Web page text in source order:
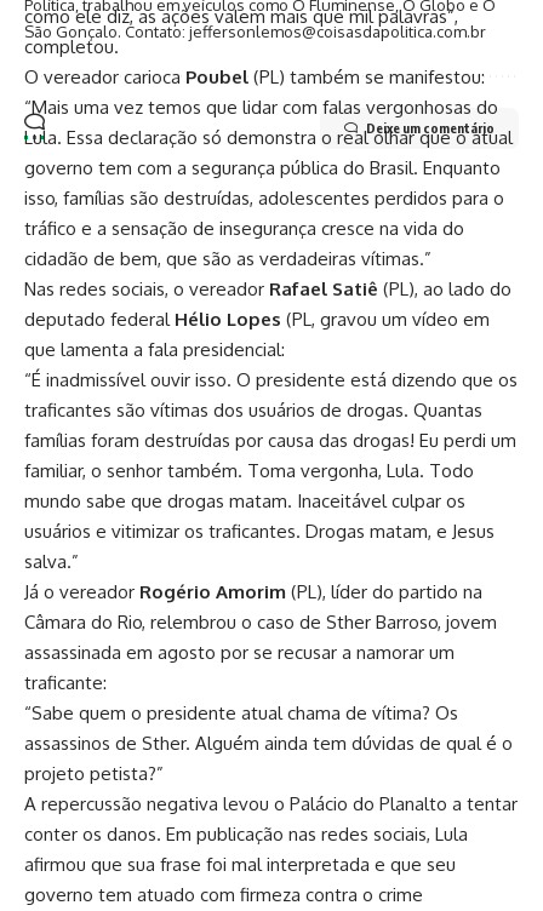
Política, trabalhou em veículos como O Fluminense, O Globo e O
São Gonçalo. Contato: jeffersonlemos@coisasdapolitica.com.br
Deixe um comentário
como ele diz, as ações valem mais que mil palavras”,
completou.
O vereador carioca Poubel (PL) também se manifestou:
“Mais uma vez temos que lidar com falas vergonhosas do
Lula. Essa declaração só demonstra o real olhar que o atual
governo tem com a segurança pública do Brasil. Enquanto
isso, famílias são destruídas, adolescentes perdidos para o
tráfico e a sensação de insegurança cresce na vida do
cidadão de bem, que são as verdadeiras vítimas.”
Nas redes sociais, o vereador Rafael Satiê (PL), ao lado do
deputado federal Hélio Lopes (PL, gravou um vídeo em
que lamenta a fala presidencial:
“É inadmissível ouvir isso. O presidente está dizendo que os
traficantes são vítimas dos usuários de drogas. Quantas
famílias foram destruídas por causa das drogas! Eu perdi um
familiar, o senhor também. Toma vergonha, Lula. Todo
mundo sabe que drogas matam. Inaceitável culpar os
usuários e vitimizar os traficantes. Drogas matam, e Jesus
salva.”
Já o vereador Rogério Amorim (PL), líder do partido na
Câmara do Rio, relembrou o caso de Sther Barroso, jovem
assassinada em agosto por se recusar a namorar um
traficante:
“Sabe quem o presidente atual chama de vítima? Os
assassinos de Sther. Alguém ainda tem dúvidas de qual é o
projeto petista?”
A repercussão negativa levou o Palácio do Planalto a tentar
conter os danos. Em publicação nas redes sociais, Lula
afirmou que sua frase foi mal interpretada e que seu
governo tem atuado com firmeza contra o crime